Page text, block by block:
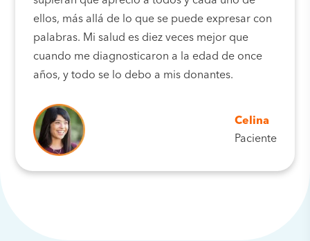
ellos, más allá de lo que se puede expresar con
palabras. Mi salud es diez veces mejor que
cuando me diagnosticaron a la edad de once
años, y todo se lo debo a mis donantes.
Celina
Paciente